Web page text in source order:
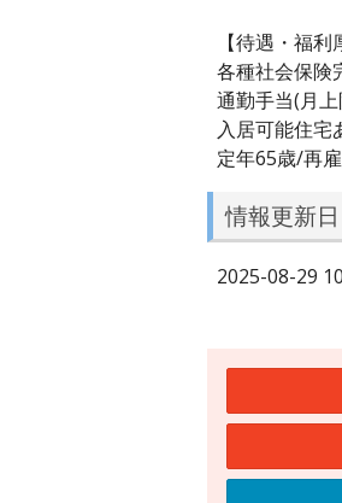
【待遇・福利
各種社会保険
通勤手当(月
入居可能住宅
定年65歳/再
情報更新日
2025-08-29